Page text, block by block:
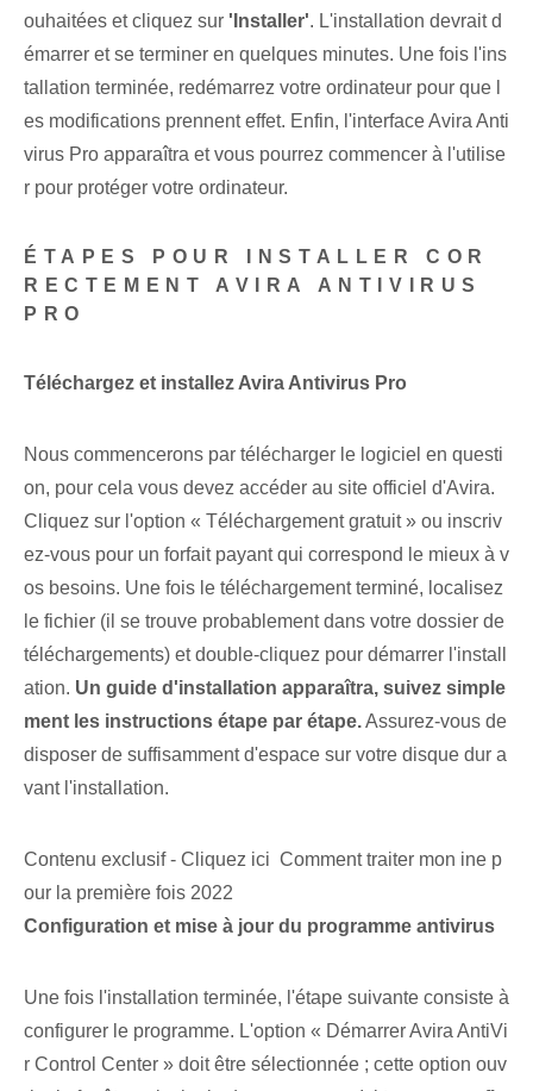
ouhaitées et cliquez sur 'Installer'. L'installation devrait d
émarrer et se terminer en quelques minutes. Une fois l'ins
tallation terminée, redémarrez votre ordinateur pour que l
es modifications prennent effet. Enfin, l'interface Avira Anti
virus Pro apparaîtra et vous pourrez commencer à l'utilise
r pour protéger votre ordinateur.
ÉTAPES POUR INSTALLER COR
RECTEMENT AVIRA ANTIVIRUS
PRO
Téléchargez et installez Avira Antivirus Pro
Nous commencerons par télécharger le logiciel en questi
on, pour cela vous devez accéder au site officiel d'Avira.
Cliquez sur l'option « Téléchargement gratuit » ou inscriv
ez-vous pour un forfait payant qui correspond le mieux à v
os besoins. Une fois le téléchargement terminé, localisez
le fichier (il se trouve probablement dans votre dossier de
téléchargements) et double-cliquez pour démarrer l'install
ation. Un guide d'installation apparaîtra, suivez simple
ment les instructions étape par étape.Assurez-vous de
disposer de suffisamment d'espace sur votre disque dur a
vant l'installation.
Contenu exclusif - Cliquez ici Comment traiter mon ine p
our la première fois 2022
Configuration et mise à jour du programme antivirus
Une fois l'installation terminée, l'étape suivante consiste à
configurer le programme. L'option « Démarrer Avira AntiVi
r Control Center » doit être sélectionnée ; cette option ouv